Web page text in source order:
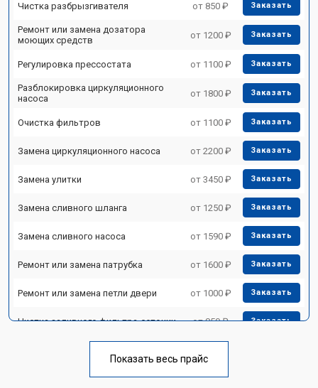
Чистка разбрызгивателя от 850 ₽ Заказать
Ремонт или замена дозатора
моющих средств
от 1200 ₽ Заказать
Регулировка прессостата от 1100 ₽ Заказать
Разблокировка циркуляционного
насоса
от 1800 ₽ Заказать
Очистка фильтров от 1100 ₽ Заказать
Замена циркуляционного насоса от 2200 ₽ Заказать
Замена улитки от 3450 ₽ Заказать
Замена сливного шланга от 1250 ₽ Заказать
Замена сливного насоса от 1590 ₽ Заказать
Ремонт или замена патрубка от 1600 ₽ Заказать
Ремонт или замена петли двери от 1000 ₽ Заказать
Чистка заливного фильтра-сеточки от 850 ₽ Заказать
Ремонт теплообменника от 2000 ₽
Показать весь прайс